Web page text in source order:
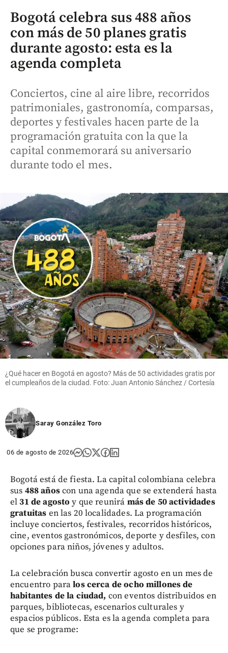
Bogotá celebra sus 488 años
con más de 50 planes gratis
durante agosto: esta es la
agenda completa
Conciertos, cine al aire libre, recorridos
patrimoniales, gastronomía, comparsas,
deportes y festivales hacen parte de la
programación gratuita con la que la
capital conmemorará su aniversario
durante todo el mes.
¿Qué hacer en Bogotá en agosto? Más de 50 actividades gratis por
el cumpleaños de la ciudad. Foto: Juan Antonio Sánchez / Cortesía
Saray González Toro
06 de agosto de 2026
Bogotá está de fiesta. La capital colombiana celebra
sus 488 añoscon una agenda que se extenderá hasta
el31 de agosto y que reunirá más de 50 actividades
gratuitas en las 20 localidades. La programación
incluye conciertos, festivales, recorridos históricos,
cine, eventos gastronómicos, deporte y desfiles, con
opciones para niños, jóvenes y adultos.
La celebración busca convertir agosto en un mes de
encuentro paralos cerca de ocho millones de
habitantes de la ciudad, con eventos distribuidos en
parques, bibliotecas, escenarios culturales y
espacios públicos. Esta es la agenda completa para
que se programe: